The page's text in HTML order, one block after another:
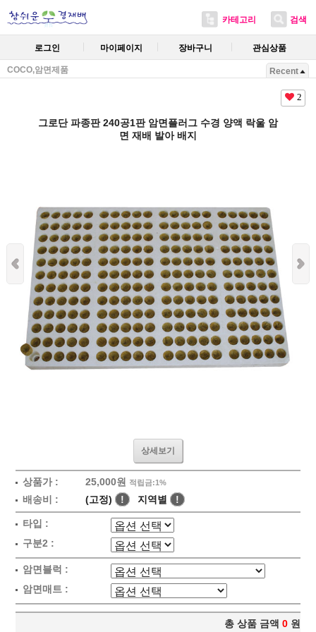
카테고리 검색
로그인 마이페이지 장바구니 관심상품
COCO,암면제품 Recent
2
그로단 파종판 240공1판 암면플러그 수경 양액 락울 암
면 재배 발아 배지
상세보기
상품가 : 25,000원 적립금:1%
배송비 : (고정) ! 지역별 !
타입 :
구분2 :
암면블럭 :
암면매트 :
총 상품 금액 0 원